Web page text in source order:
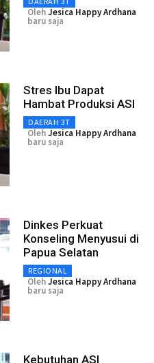
OlehJesica Happy Ardhana
baru saja
Stres Ibu Dapat
Hambat Produksi ASI
DAERAH 3T
OlehJesica Happy Ardhana
baru saja
Dinkes Perkuat
Konseling Menyusui di
Papua Selatan
REGIONAL
OlehJesica Happy Ardhana
baru saja
Kebutuhan ASI